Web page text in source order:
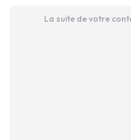
La suite de votre